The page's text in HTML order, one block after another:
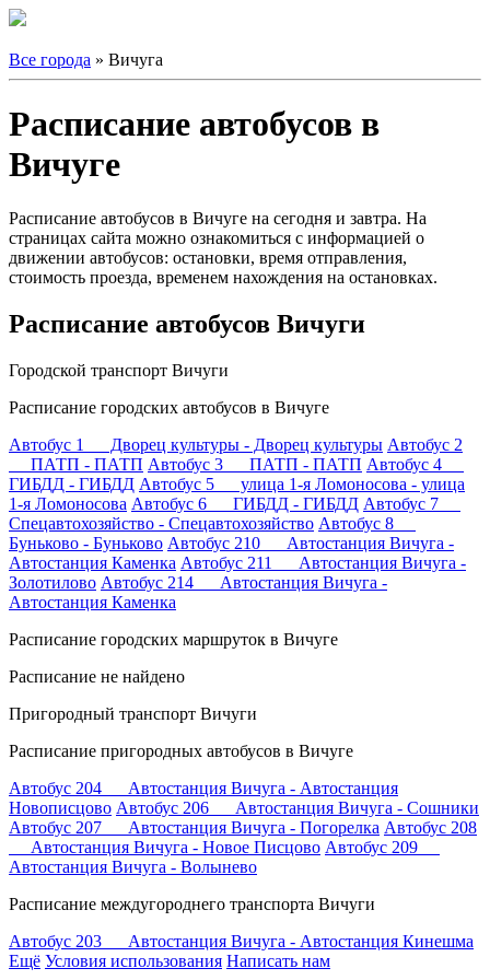
Все города » Вичуга
Расписание автобусов в
Вичуге
Расписание автобусов в Вичуге на сегодня и завтра. На
страницах сайта можно ознакомиться с информацией о
движении автобусов: остановки, время отправления,
стоимость проезда, временем нахождения на остановках.
Расписание автобусов Вичуги
Городской транспорт Вичуги
Расписание городских автобусов в Вичуге
Автобус 1 Дворец культуры - Дворец культуры Автобус 2
ПАТП - ПАТП Автобус 3 ПАТП - ПАТП Автобус 4
ГИБДД - ГИБДД Автобус 5 улица 1-я Ломоносова - улица
1-я Ломоносова Автобус 6 ГИБДД - ГИБДД Автобус 7
Спецавтохозяйство - Спецавтохозяйство Автобус 8
Буньково - Буньково Автобус 210 Автостанция Вичуга -
Автостанция Каменка Автобус 211 Автостанция Вичуга -
Золотилово Автобус 214 Автостанция Вичуга -
Автостанция Каменка
Расписание городских маршруток в Вичуге
Расписание не найдено
Пригородный транспорт Вичуги
Расписание пригородных автобусов в Вичуге
Автобус 204 Автостанция Вичуга - Автостанция
Новописцово Автобус 206 Автостанция Вичуга - Сошники
Автобус 207 Автостанция Вичуга - Погорелка Автобус 208
Автостанция Вичуга - Новое Писцово Автобус 209
Автостанция Вичуга - Волынево
Расписание междугороднего транспорта Вичуги
Автобус 203 Автостанция Вичуга - Автостанция Кинешма
Ещё Условия использования Написать нам